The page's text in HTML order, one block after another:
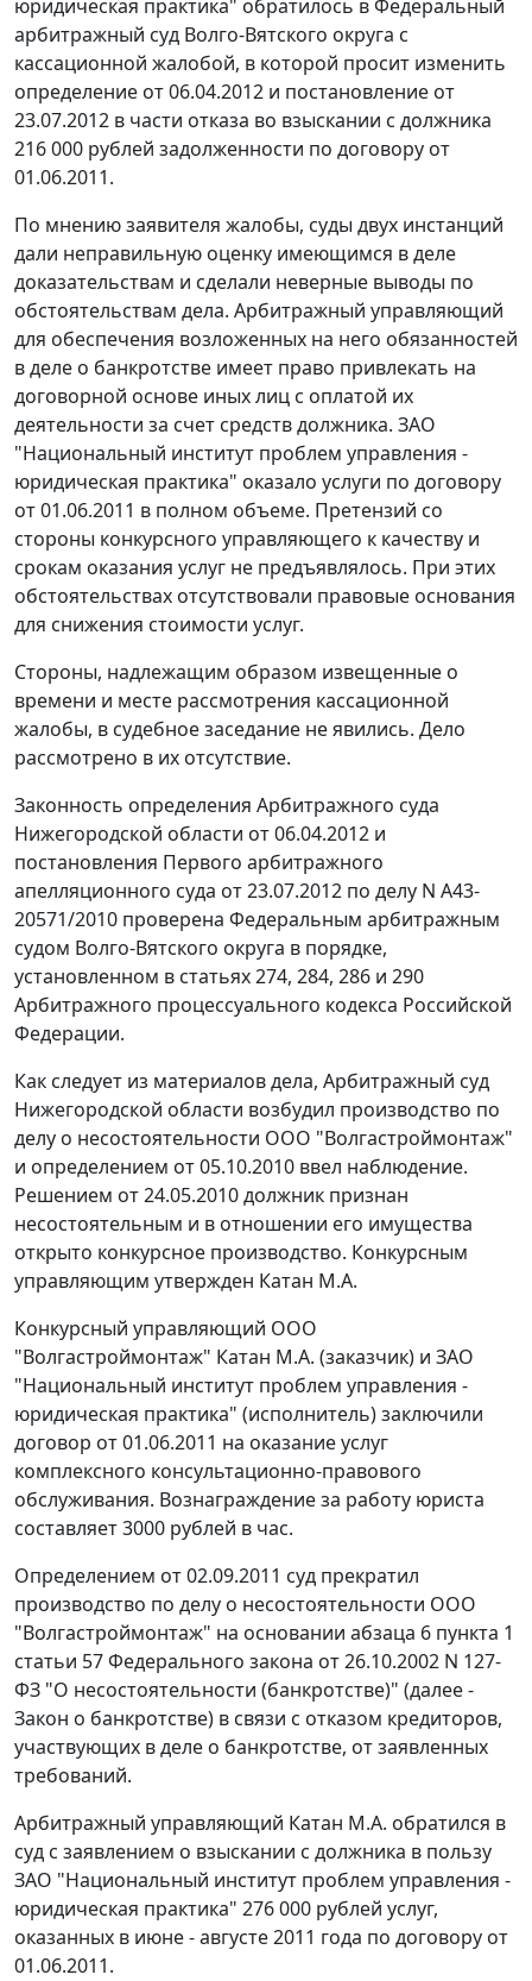
юридическая практика" обратилось в Федеральный
арбитражный суд Волго-Вятского округа с
кассационной жалобой, в которой просит изменить
определение от 06.04.2012 и постановление от
23.07.2012 в части отказа во взыскании с должника
216 000 рублей задолженности по договору от
01.06.2011.
По мнению заявителя жалобы, суды двух инстанций
дали неправильную оценку имеющимся в деле
доказательствам и сделали неверные выводы по
обстоятельствам дела. Арбитражный управляющий
для обеспечения возложенных на него обязанностей
в деле о банкротстве имеет право привлекать на
договорной основе иных лиц с оплатой их
деятельности за счет средств должника. ЗАО
"Национальный институт проблем управления -
юридическая практика" оказало услуги по договору
от 01.06.2011 в полном объеме. Претензий со
стороны конкурсного управляющего к качеству и
срокам оказания услуг не предъявлялось. При этих
обстоятельствах отсутствовали правовые основания
для снижения стоимости услуг.
Стороны, надлежащим образом извещенные о
времени и месте рассмотрения кассационной
жалобы, в судебное заседание не явились. Дело
рассмотрено в их отсутствие.
Законность определения Арбитражного суда
Нижегородской области от 06.04.2012 и
постановления Первого арбитражного
апелляционного суда от 23.07.2012 по делу N А43-
20571/2010 проверена Федеральным арбитражным
судом Волго-Вятского округа в порядке,
установленном в статьях 274, 284, 286 и 290
Арбитражного процессуального кодекса Российской
Федерации.
Как следует из материалов дела, Арбитражный суд
Нижегородской области возбудил производство по
делу о несостоятельности ООО "Волгастроймонтаж"
и определением от 05.10.2010 ввел наблюдение.
Решением от 24.05.2010 должник признан
несостоятельным и в отношении его имущества
открыто конкурсное производство. Конкурсным
управляющим утвержден Катан М.А.
Конкурсный управляющий ООО
"Волгастроймонтаж" Катан М.А. (заказчик) и ЗАО
"Национальный институт проблем управления -
юридическая практика" (исполнитель) заключили
договор от 01.06.2011 на оказание услуг
комплексного консультационно-правового
обслуживания. Вознаграждение за работу юриста
составляет 3000 рублей в час.
Определением от 02.09.2011 суд прекратил
производство по делу о несостоятельности ООО
"Волгастроймонтаж" на основании абзаца 6 пункта 1
статьи 57Федерального закона от 26.10.2002 N 127-
ФЗ "О несостоятельности (банкротстве)" (далее -
Закон о банкротстве) в связи с отказом кредиторов,
участвующих в деле о банкротстве, от заявленных
требований.
Арбитражный управляющий Катан М.А. обратился в
суд с заявлением о взыскании с должника в пользу
ЗАО "Национальный институт проблем управления -
юридическая практика" 276 000 рублей услуг,
оказанных в июне - августе 2011 года по договору от
01.06.2011.